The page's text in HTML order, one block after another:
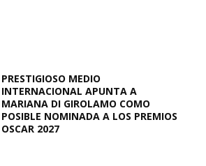
PRESTIGIOSO MEDIO
INTERNACIONAL APUNTA A
MARIANA DI GIROLAMO COMO
POSIBLE NOMINADA A LOS PREMIOS
OSCAR 2027